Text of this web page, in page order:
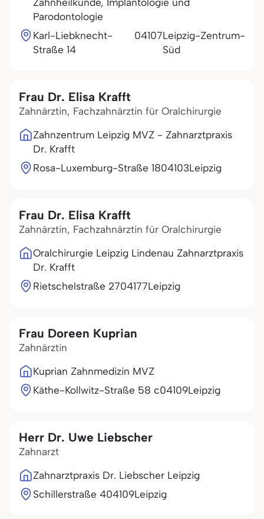
Zahnheilkunde, Implantologie und
Parodontologie
Karl-Liebknecht-
Straße 14
04107Leipzig-Zentrum-
Süd
Frau Dr. Elisa Krafft
Zahnärztin, Fachzahnärztin für Oralchirurgie
Zahnzentrum Leipzig MVZ - Zahnarztpraxis
Dr. Krafft
Rosa-Luxemburg-Straße 1804103Leipzig
Frau Dr. Elisa Krafft
Zahnärztin, Fachzahnärztin für Oralchirurgie
Oralchirurgie Leipzig Lindenau Zahnarztpraxis
Dr. Krafft
Rietschelstraße 2704177Leipzig
Frau Doreen Kuprian
Zahnärztin
Kuprian Zahnmedizin MVZ
Käthe-Kollwitz-Straße 58 c04109Leipzig
Herr Dr. Uwe Liebscher
Zahnarzt
Zahnarztpraxis Dr. Liebscher Leipzig
Schillerstraße 404109Leipzig